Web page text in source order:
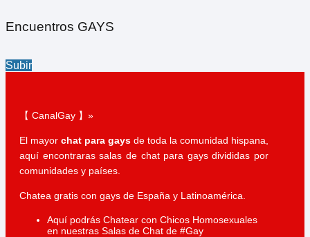
Encuentros GAYS
Subir
【 CanalGay 】»
El mayor chat para gays de toda la comunidad hispana,
aquí encontraras salas de chat para gays divididas por
comunidades y países.
Chatea gratis con gays de España y Latinoamérica.
Aquí podrás Chatear con Chicos Homosexuales
en nuestras Salas de Chat de #Gay